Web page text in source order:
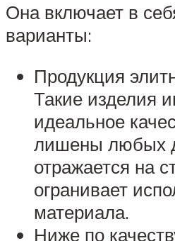
Она включает в
варианты:
Продукция
Такие изделия
идеальное
лишены любых
отражается на
огранивает
материала.
Ниже по